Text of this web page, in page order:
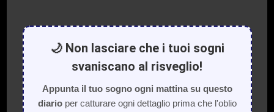
🌙 Non lasciare che i tuoi sogni
svaniscano al risveglio!
Appunta il tuo sogno ogni mattina su questo
diarioper catturare ogni dettaglio prima che l'oblio